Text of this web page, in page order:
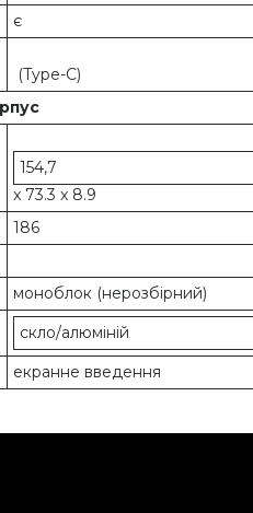
є
(Type-C)
154,7
x 73.3 x 8.9
186
моноблок (нерозбірний)
скло/алюміній
екранне введення